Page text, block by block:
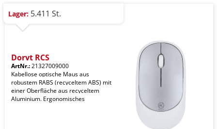
Lager: 5.411 St.
Doryt RCS
ArtNr.:21327009000
Kabellose optische Maus aus
robustem RABS (recyceltem ABS) mit
einer Oberfläche aus recyceltem
Aluminium. Ergonomisches